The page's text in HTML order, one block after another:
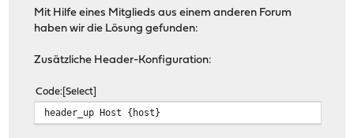
Mit Hilfe eines Mitglieds aus einem anderen Forum
haben wir die Lösung gefunden:
Zusätzliche Header-Konfiguration:
Code Select
header_up Host {host}